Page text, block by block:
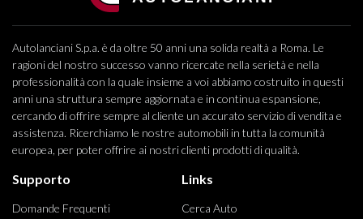
Autolanciani S.p.a. è da oltre 50 anni una solida realtà a Roma. Le
ragioni del nostro successo vanno ricercate nella serietà e nella
professionalità con la quale insieme a voi abbiamo costruito in questi
anni una struttura sempre aggiornata e in continua espansione,
cercando di offrire sempre al cliente un accurato servizio di vendita e
assistenza. Ricerchiamo le nostre automobili in tutta la comunità
europea, per poter offrire ai nostri clienti prodotti di qualità.
Supporto
Domande Frequenti
Links
Cerca Auto